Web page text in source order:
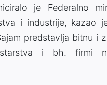
je Federalno
i industrije, kazao
predstavlja bitnu i
i bh. firmi